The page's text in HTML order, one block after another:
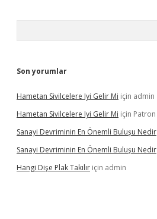
Son yorumlar
Hametan Sivilcelere Iyi Gelir Mi için admin
Hametan Sivilcelere Iyi Gelir Mi için Patron
Sanayi Devriminin En Önemli Buluşu Nedir
Sanayi Devriminin En Önemli Buluşu Nedir
Hangi Dişe Plak Takılır için admin